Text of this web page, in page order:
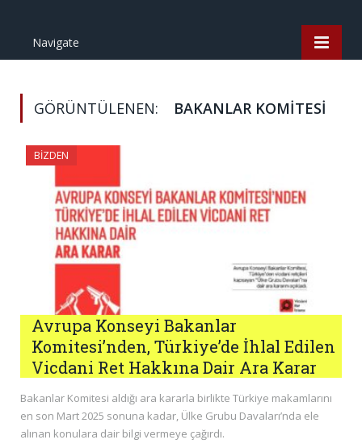
Navigate
GÖRÜNTÜLENEN: BAKANLAR KOMITESI
BIZDEN
Avrupa Konseyi Bakanlar
Komitesi’nden, Türkiye’de İhlal Edilen
Vicdani Ret Hakkına Dair Ara Karar
Bakanlar Komitesi aldığı ara kararla birlikte Türkiye makamlarını
en son Mart 2025 sonuna kadar, Ülke Grubu Davaları’nda ele
alınan konulara dair bilgi vermeye çağırdı.